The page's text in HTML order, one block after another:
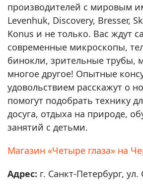
производителей с мировым
Levenhuk, Discovery, Bresser,
Konus и не только. Вас ждут
современные микроскопы,
бинокли, зрительные трубы,
многое другое! Опытные
удовольствием расскажут о
помогут подобрать технику
досуга, отдыха на природе,
занятий с детьми.
Магазин «Четыре глаза» на
Адрес: г. Санкт-Петербург,